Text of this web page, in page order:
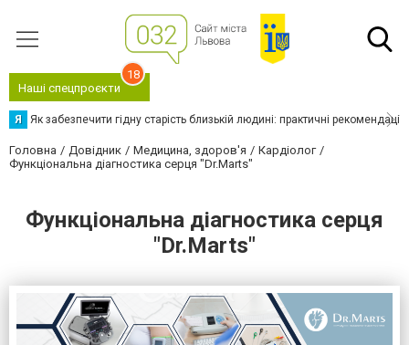
Наші спецпроєкти
18
Я Як забезпечити гідну старість близькій людині: практичні рекомендації
Головна Довідник Медицина, здоров'я
Кардіолог
Функціональна діагностика серця "Dr.Marts"
Функціональна діагностика серця
"Dr.Marts"